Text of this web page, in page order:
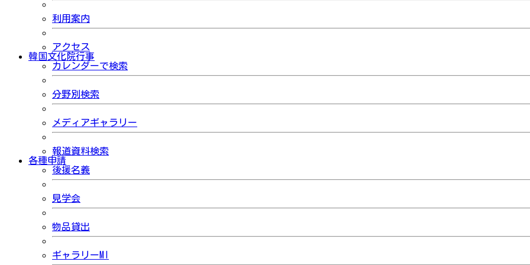
利用案内
アクセス
韓国文化院行事
カレンダーで検索
分野別検索
メディアギャラリー
報道資料検索
各種申請
後援名義
見学会
物品貸出
ギャラリーMI